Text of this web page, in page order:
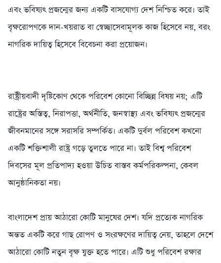
এবং ভবিষ্যৎ প্রজন্মের জন্য একটি বাসযোগ্য দেশ নিশ্চিত করে। তাই
বৃক্ষরোপণকে দান-খয়রাত বা স্বেচ্ছাসেবামূলক কাজ হিসেবে নয়, বরং
নাগরিক দায়িত্ব হিসেবে বিবেচনা করা প্রয়োজন।
‎রাষ্ট্রীয়বাদী দৃষ্টিকোণ থেকে পরিবেশ কোনো বিচ্ছিন্ন বিষয় নয়; এটি
রাষ্ট্রের অস্তিত্ব, নিরাপত্তা, অর্থনীতি, জনস্বাস্থ্য এবং ভবিষ্যৎ প্রজন্মের
জীবনমানের সঙ্গে সরাসরি সম্পর্কিত। একটি দুর্বল পরিবেশ কখনো
একটি শক্তিশালী রাষ্ট্র গড়ে তুলতে পারে না। তাই বিশ্ব পরিবেশ
দিবসের মূল প্রতিপাদ্য হওয়া উচিত বাস্তব কর্মপরিকল্পনা, কেবল
আনুষ্ঠানিকতা নয়।
‎বাংলাদেশ প্রায় আঠারো কোটি মানুষের দেশ। যদি প্রত্যেক নাগরিক
অন্তত একটি করে গাছ রোপণ ও সংরক্ষণের দায়িত্ব নেয়, তাহলে দেশে
আঠারো কোটি নতুন বৃক্ষ যুক্ত হতে পারে। এটি শুধু পরিবেশ রক্ষার